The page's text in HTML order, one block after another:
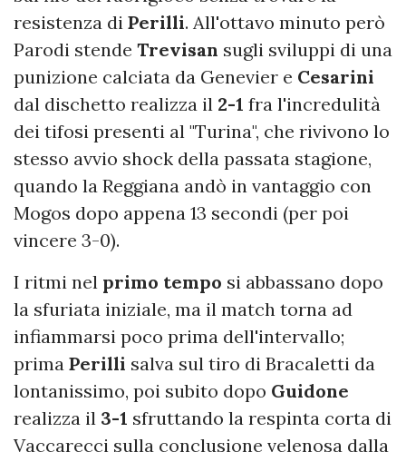
resistenza di Perilli. All'ottavo minuto però
Parodi stende Trevisan sugli sviluppi di una
punizione calciata da Genevier e Cesarini
dal dischetto realizza il 2-1 fra l'incredulità
dei tifosi presenti al "Turina", che rivivono lo
stesso avvio shock della passata stagione,
quando la Reggiana andò in vantaggio con
Mogos dopo appena 13 secondi (per poi
vincere 3-0).
I ritmi nel primo tempo si abbassano dopo
la sfuriata iniziale, ma il match torna ad
infiammarsi poco prima dell'intervallo;
prima Perilli salva sul tiro di Bracaletti da
lontanissimo, poi subito dopo Guidone
realizza il 3-1 sfruttando la respinta corta di
Vaccarecci sulla conclusione velenosa dalla